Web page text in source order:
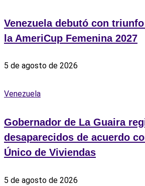
Venezuela debutó con
la AmeriCup Femenina 2027
5 de agosto de 2026
Venezuela
Gobernador de La Guaira
desaparecidos de acuerdo
Único de Viviendas
5 de agosto de 2026